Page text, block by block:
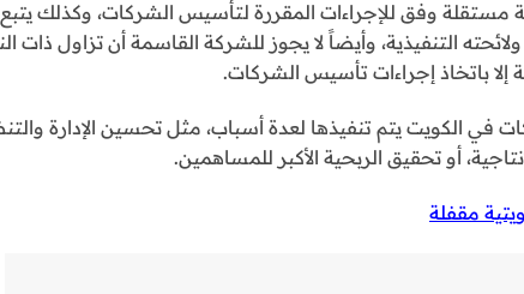
مستقلة وفق للإجراءات المقررة لتأسيس الشركات، وكذلك
التنفيذية، وأيضاً لا يجوز للشركة القاسمة أن تزاول ذات
إلا باتخاذ إجراءات تأسيس الشركات.
في الكويت يتم تنفيذها لعدة أسباب، مثل تحسين الإدارة
أو تحقيق الربحية الأكبر للمساهمين.
مقفلة